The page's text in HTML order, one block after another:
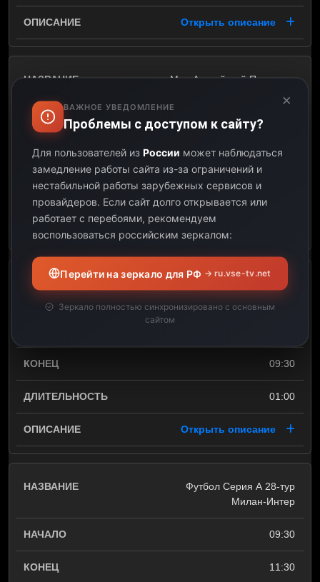
Открыть описание
Мир Английской Премьер-
08:30
Открыть описание
Обзор матчей Бундеслиги.
34 тур
09:30
01:00
Открыть описание
Футбол Серия А 28-тур
Милан-Интер
09:30
11:30
×
ВАЖНОЕ УВЕДОМЛЕНИЕ
Проблемы с доступом к сайту?
Для пользователей из России может наблюдаться
замедление работы сайта из-за ограничений и
нестабильной работы зарубежных сервисов и
провайдеров. Если сайт долго открывается или
работает с перебоями, рекомендуем
воспользоваться российским зеркалом:
Перейти на зеркало для РФ → ru.vse-tv.net
Зеркало полностью синхронизировано с основным
сайтом